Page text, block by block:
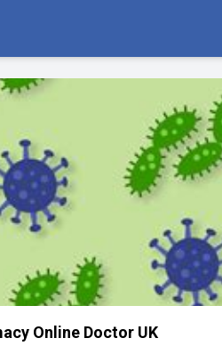
Online Doctor UK